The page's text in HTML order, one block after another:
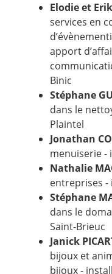
Elodie et
services en
apport
Binic
Stéphane
dans le
Plaintel
Jonathan
menuiserie -
Nathalie
entreprises -
Stéphane
dans le
Saint-Brieuc
Janick
bijoux et
bijoux -